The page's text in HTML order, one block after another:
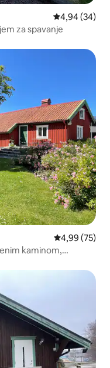
Prosječna
4,94 (34)
za spavanje
„Odabrali gosti”
Prosječna
4,99 (75)
kaminom,